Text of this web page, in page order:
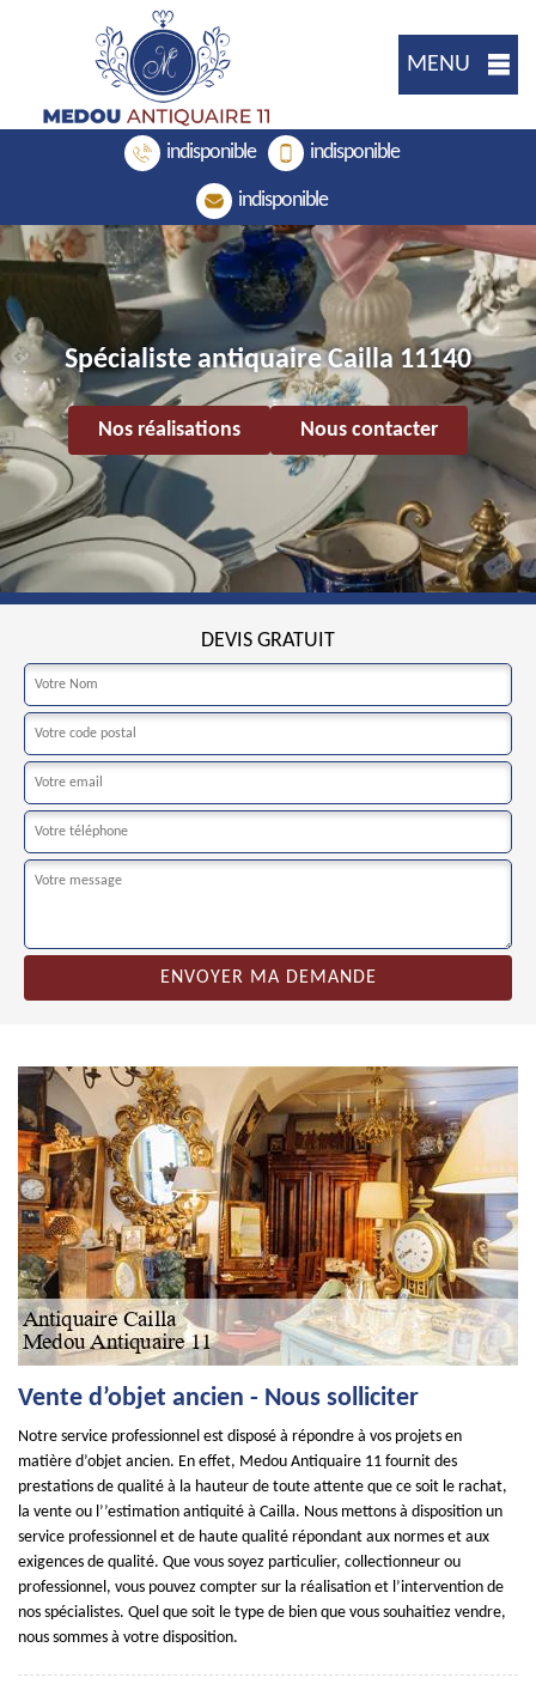
MENU
indisponible indisponible
indisponible
Spécialiste antiquaire Cailla 11140
Nos réalisations Nous contacter
DEVIS GRATUIT
Vente d’objet ancien - Nous solliciter
Notre service professionnel est disposé à répondre à vos projets en
matière d’objet ancien. En effet, Medou Antiquaire 11 fournit des
prestations de qualité à la hauteur de toute attente que ce soit le rachat,
la vente ou l’’estimation antiquité à Cailla. Nous mettons à disposition un
service professionnel et de haute qualité répondant aux normes et aux
exigences de qualité. Que vous soyez particulier, collectionneur ou
professionnel, vous pouvez compter sur la réalisation et l’intervention de
nos spécialistes. Quel que soit le type de bien que vous souhaitiez vendre,
nous sommes à votre disposition.